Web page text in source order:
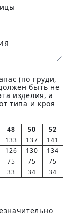
(по груди,
быть не
изделия, а
типа и кроя
48 50
52
133 137
141
126 130
134
75 75
75
33 34 34